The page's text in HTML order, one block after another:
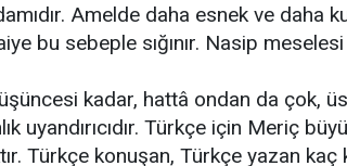
Amelde daha esnek ve daha
bu sebeple sığınır. Nasip
kadar, hattâ ondan da çok,
uyandırıcıdır. Türkçe için Meriç
Türkçe konuşan, Türkçe yazan kaç